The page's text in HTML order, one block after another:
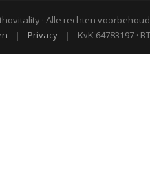
· Alle rechten
| Privacy | KvK 64783197 ·